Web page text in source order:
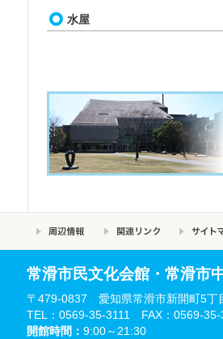
水屋
常滑市民文化会館・常滑市
〒479-0837 愛知県常滑市新開町5丁
TEL：0569-35-3111 FAX：0569-35-
開館時間： 9:00～21:30